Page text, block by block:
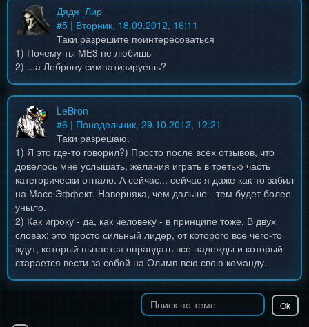
Дядя_Лир
#5 | Вторник, 18.09.2012, 16:11
Таки разрешите поинтересоваться
1) Почему ты МЕ3 не любишь
2) ...а Леброну симпатизируешь?
LeBron
#6 | Понедельник, 29.10.2012, 12:21
Таки разрешаю.
1) Я это где-то говорил?) Просто после всех отзывов, что
довелось мне услышать, желания играть в третью часть
категорически отпало. А сейчас... сейчас я даже как-то забил
на Масс Эффект. Наверняка, чем дальше - тем будет более
уныло.
2) Как игроку - да, как человеку - в принципе тоже. В двух
словах: это просто сильный лидер, от которого все чего-то
ждут, который пытается оправдать все надежды и который
старается вести за собой на Олимп всю свою команду.